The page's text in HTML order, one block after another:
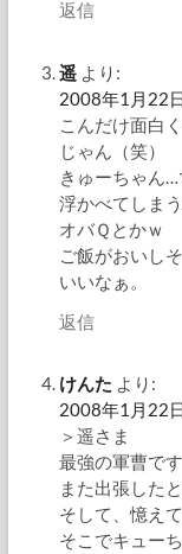
返信
遥 より:
2008年1月22
こんだけ面白
じゃん（笑）
きゅーちゃん
浮かべてしまう
オバＱとかｗ
ご飯がおいしそ
いいなぁ。
返信
けんた より:
2008年1月22
＞遥さま
最強の軍曹です
また出張した
そして、憶え
そこでキュー